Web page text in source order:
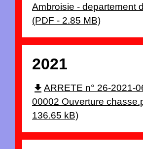
Ambroisie - departement
(PDF - 2.85 MB)
2021
file_download ARRETE n° 26-2021-
00002 Ouverture
136.65 kB)